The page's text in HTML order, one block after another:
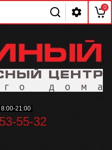
0
21:00
55-32